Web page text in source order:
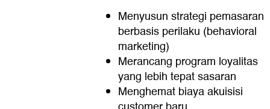
Menyusun strategi pemasaran
berbasis perilaku (behavioral
marketing)
Merancang program loyalitas
yang lebih tepat sasaran
Menghemat biaya akuisisi